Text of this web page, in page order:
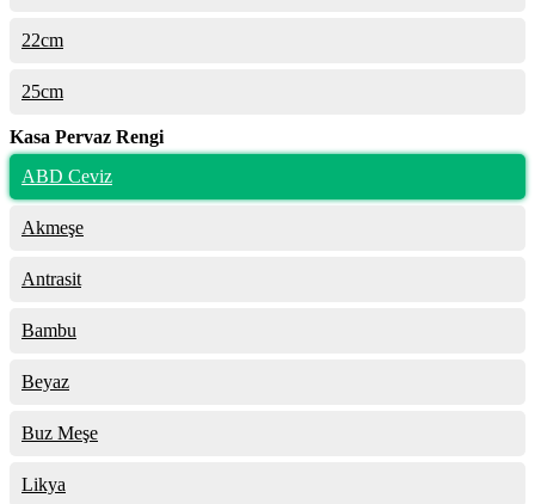
22cm
25cm
Kasa Pervaz Rengi
ABD Ceviz
Akmeşe
Antrasit
Bambu
Beyaz
Buz Meşe
Likya